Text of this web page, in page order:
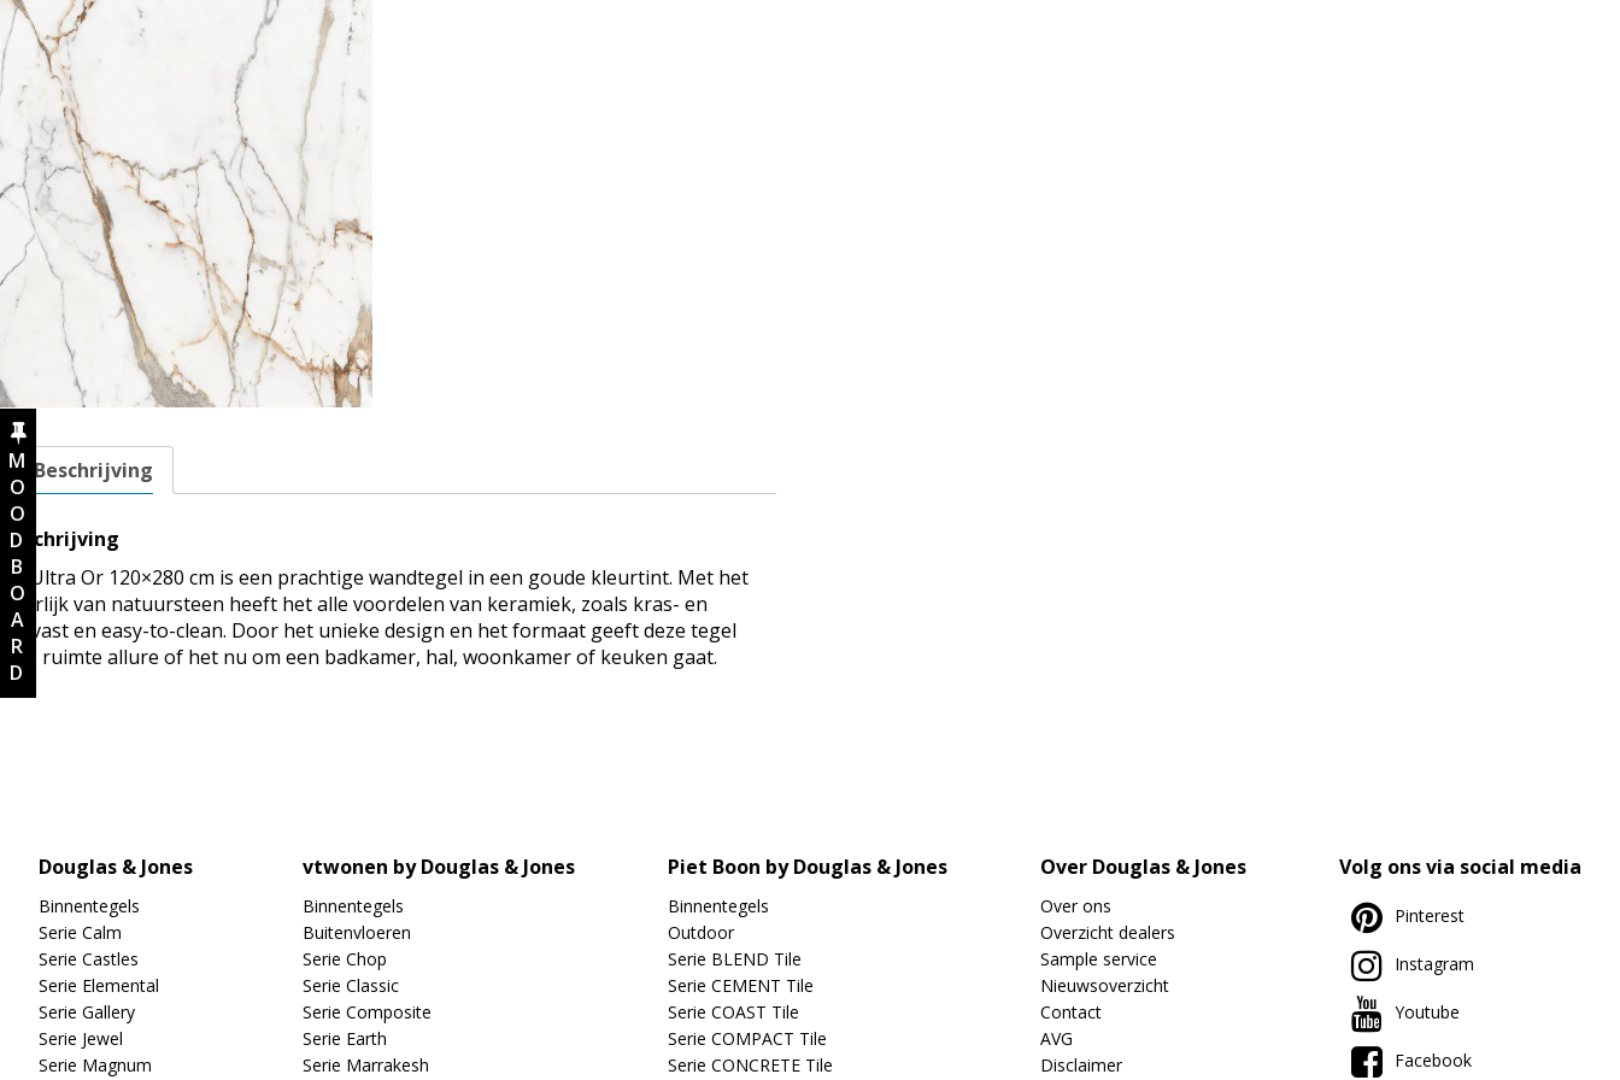
Beschrijving
Beschrijving
De Ultra Or 120×280 cm is een prachtige wandtegel in een goude kleurtint. Met het
uiterlijk van natuursteen heeft het alle voordelen van keramiek, zoals kras- en
slijtvast en easy-to-clean. Door het unieke design en het formaat geeft deze tegel
elke ruimte allure of het nu om een badkamer, hal, woonkamer of keuken gaat.
Douglas & Jones
Binnentegels
Serie Calm
Serie Castles
Serie Elemental
Serie Gallery
Serie Jewel
Serie Magnum
vtwonen by Douglas & Jones
Binnentegels
Buitenvloeren
Serie Chop
Serie Classic
Serie Composite
Serie Earth
Serie Marrakesh
Piet Boon by Douglas & Jones
Binnentegels
Outdoor
Serie BLEND Tile
Serie CEMENT Tile
Serie COAST Tile
Serie COMPACT Tile
Serie CONCRETE Tile
Over Douglas & Jones
Over ons
Overzicht dealers
Sample service
Nieuwsoverzicht
Contact
AVG
Disclaimer
Volg ons via social media
Pinterest
Instagram
Youtube
Facebook
MOODBOARD